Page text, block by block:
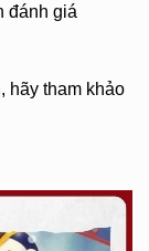
đánh giá
, hãy tham khảo